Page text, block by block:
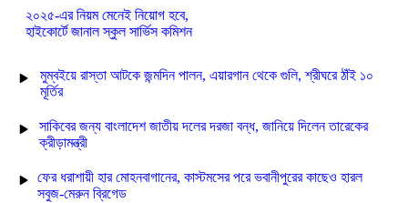
২০২৫-এর নিয়ম মেনেই নিয়োগ হবে,
হাইকোর্টে জানাল স্কুল সার্ভিস কমিশন
মুম্বইয়ে রাস্তা আটকে জন্মদিন পালন, এয়ারগান থেকে গুলি, শ্রীঘরে ঠাঁই ১০
মূর্তির
সাকিবের জন্য বাংলাদেশ জাতীয় দলের দরজা বন্ধ, জানিয়ে দিলেন তারেকের
ক্রীড়ামন্ত্রী
ফের ধরাশায়ী হার মোহনবাগানের, কাস্টমসের পরে ভবানীপুরের কাছেও হারল
সবুজ-মেরুন ব্রিগেড